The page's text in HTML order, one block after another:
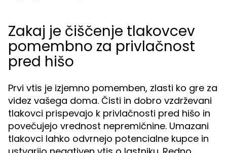
Zakaj je čiščenje tlakovcev
pomembno za privlačnost
pred hišo
Prvi vtis je izjemno pomemben, zlasti ko gre za
videz vašega doma. Čisti in dobro vzdrževani
tlakovci prispevajo k privlačnosti pred hišo in
povečujejo vrednost nepremičnine. Umazani
tlakovci lahko odvrnejo potencialne kupce in